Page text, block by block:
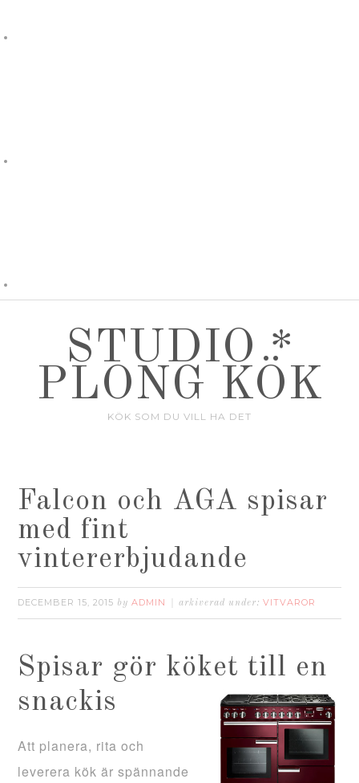
STUDIO *
PLONG KÖK
KÖK SOM DU VILL HA DET
Falcon och AGA spisar
med fint
vintererbjudande
DECEMBER 15, 2015 byADMIN arkiverad under:VITVAROR
Spisar gör köket till en
snackis
Att planera, rita och
leverera kök är spännande